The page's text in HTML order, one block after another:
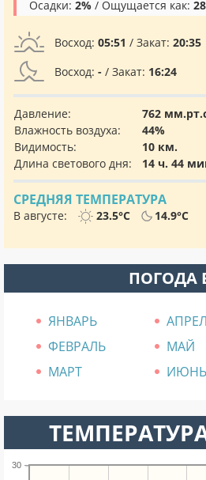
Осадки: 2% / Ощущается как:
Восход: 05:51 / Закат: 20:35
Восход: - / Закат: 16:24
Давление:
762
Влажность воздуха:
44%
Видимость:
10 км.
Длина светового дня:
14 ч. 44
СРЕДНЯЯ ТЕМПЕРАТУРА
В августе: 23.5°C 14.9°C
ПОГОДА
ЯНВАРЬ
ФЕВРАЛЬ
МАЙ
МАРТ
ИЮНЬ
30